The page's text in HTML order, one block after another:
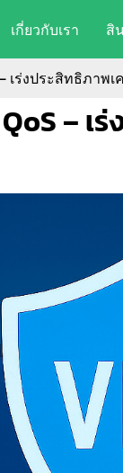
เกี่ยวกับเรา สิ
เร่งประสิทธิภา
–